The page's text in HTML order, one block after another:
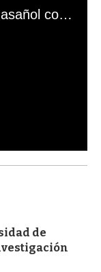
El mal momento de Yanina Gasañol con un hincha argentino en "Subrayado"
de